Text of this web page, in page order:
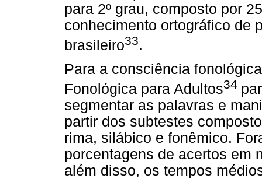
para 2º grau, composto por
conhecimento ortográfico de
brasileiro33.
Para a consciência
Fonológica para Adultos34
segmentar as palavras e
partir dos subtestes
rima, silábico e fonêmico.
porcentagens de acertos em
além disso, os tempos